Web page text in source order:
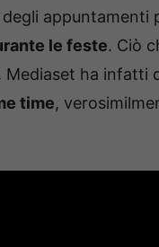
appuntamenti
le feste. Ciò
Mediaset ha infatti
time,